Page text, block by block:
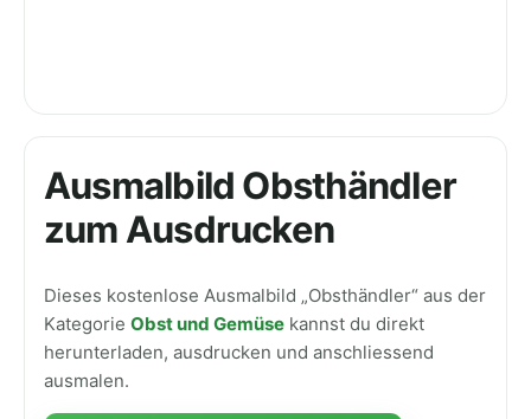
Ausmalbild Obsthändler
zum Ausdrucken
Dieses kostenlose Ausmalbild „Obsthändler“ aus der
Kategorie Obst und Gemüse kannst du direkt
herunterladen, ausdrucken und anschliessend
ausmalen.